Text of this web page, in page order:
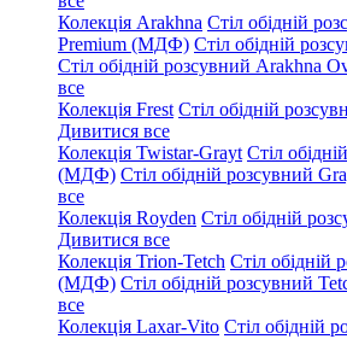
Колекція Arakhna Стіл обідній
Premium (МДФ) Стіл обідній
Стіл обідній розсувний Arakhna
все
Колекція Frest Стіл обідній
Дивитися все
Колекція Twistar-Grayt Стіл
(МДФ) Стіл обідній розсувний
все
Колекція Royden Стіл обідній
Дивитися все
Колекція Trion-Tetch Стіл обідній
(МДФ) Стіл обідній розсувний
все
Колекція Laxar-Vito Стіл обідній